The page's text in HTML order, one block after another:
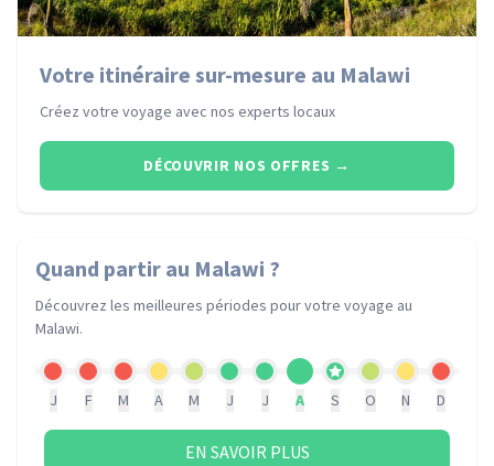
Votre itinéraire sur-mesure au Malawi
Créez votre voyage avec nos experts locaux
DÉCOUVRIR NOS OFFRES →
Quand partir au Malawi ?
Découvrez les meilleures périodes pour votre voyage au
Malawi.
J F M A M J J A S O N D
EN SAVOIR PLUS